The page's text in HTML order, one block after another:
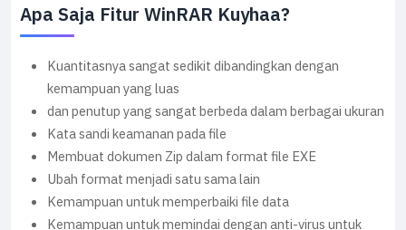
Apa Saja Fitur WinRAR Kuyhaa?
Kuantitasnya sangat sedikit dibandingkan dengan
kemampuan yang luas
dan penutup yang sangat berbeda dalam berbagai ukuran
Kata sandi keamanan pada file
Membuat dokumen Zip dalam format file EXE
Ubah format menjadi satu sama lain
Kemampuan untuk memperbaiki file data
Kemampuan untuk memindai dengan anti-virus untuk